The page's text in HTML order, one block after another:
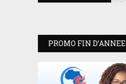
PROMO FIN D’ANNEE